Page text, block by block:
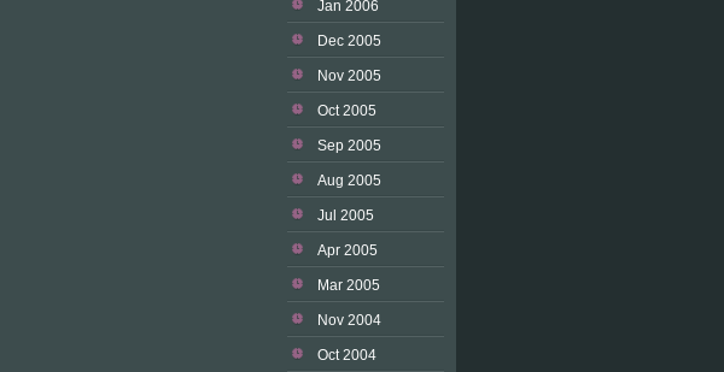
Jan 2006
Dec 2005
Nov 2005
Oct 2005
Sep 2005
Aug 2005
Jul 2005
Apr 2005
Mar 2005
Nov 2004
Oct 2004